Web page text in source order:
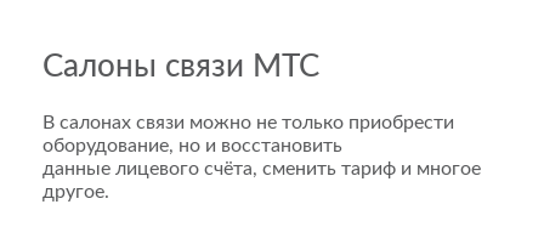
Салоны связи МТС
В салонах связи можно не только приобрести
оборудование, но и восстановить
данные лицевого счёта, сменить тариф и многое
другое.